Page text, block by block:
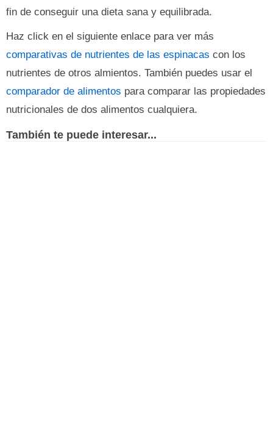
fin de conseguir una dieta sana y equilibrada.
Haz click en el siguiente enlace para ver más
comparativas de nutrientes de las espinacas con los
nutrientes de otros almientos. También puedes usar el
comparador de alimentos para comparar las propiedades
nutricionales de dos alimentos cualquiera.
También te puede interesar...